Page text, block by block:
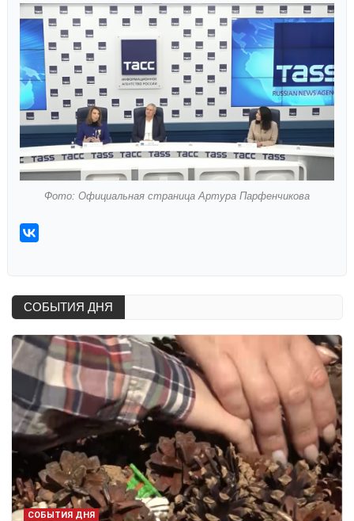
Фото: Официальная страница Артура Парфенчикова
СОБЫТИЯ ДНЯ
СОБЫТИЯ ДНЯ